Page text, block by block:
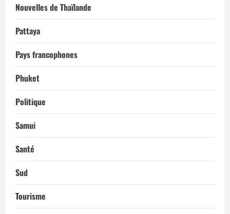
Nouvelles de Thaïlande
Pattaya
Pays francophones
Phuket
Politique
Samui
Santé
Sud
Tourisme